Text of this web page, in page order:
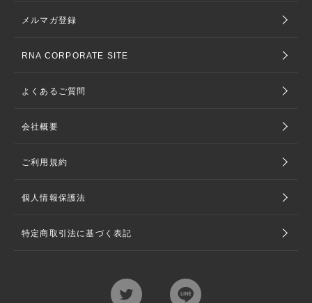
メルマガ登録
RNA CORPORATE SITE
よくあるご質問
会社概要
ご利用規約
個人情報保護法
特定商取引法に基づく表記